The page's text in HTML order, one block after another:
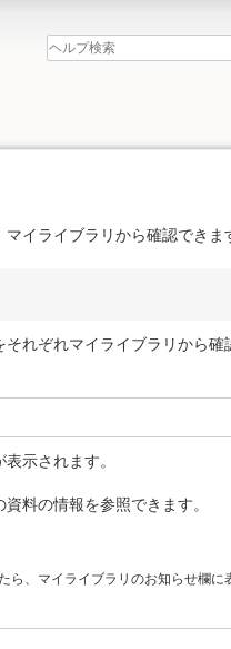
イライブラリから確認できま
れぞれマイライブラリから確
示されます。
料の情報を参照できます。
ら、マイライブラリのお知らせ欄に